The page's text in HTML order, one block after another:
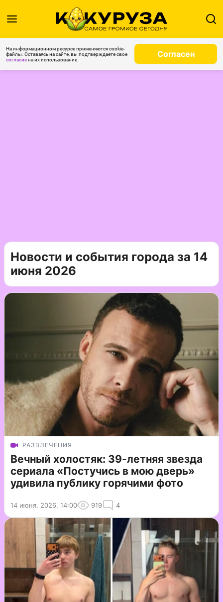
На информационном ресурсе применяются cookie-
файлы. Оставаясь на сайте, вы подтверждаете свое
согласиена их использование.
Согласен
Новости и события города за 14
июня 2026
РАЗВЛЕЧЕНИЯ
Вечный холостяк: 39-летняя звезда
сериала «Постучись в мою дверь»
удивила публику горячими фото
14 июня, 2026, 14:00 919 4